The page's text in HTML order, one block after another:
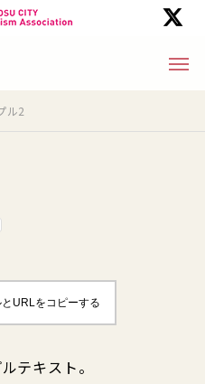
ル2
URLをコピーする
テキスト。